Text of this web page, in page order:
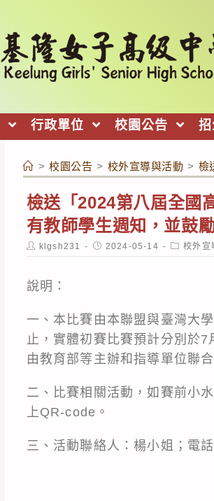
行政單位 校園公告
> 校園公告 > 校外宣導與活動 > 檢
檢送「2024第八屆全國
有教師學生週知，並鼓
Post
author:
klgsh231
Post
published:
2024-05-14
Post
category:
校外宣
說明：
一、本比賽由本聯盟與臺灣大
止，實體初賽比賽預計分別於
由教育部等主辦和指導單位聯
二、比賽相關活動，如賽前小
上QR-code。
三、活動聯絡人：楊小姐；電